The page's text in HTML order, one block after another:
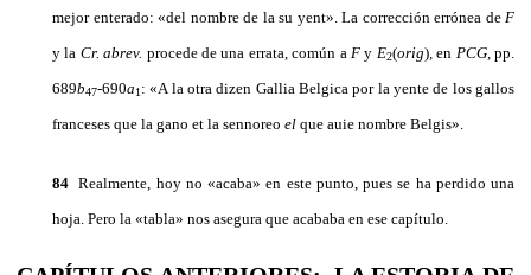
mejor enterado: «del nombre de la su yent». La corrección errónea de F
y la Cr. abrev. procede de una errata, común a F y E2(orig),en PCG,pp.
689b47-690a1 : «A la otra dizen Gallia Belgica por la yente de los gallos
franceses que la gano et la sennoreo el que auie nombre Belgis».
84 Realmente, hoy no «acaba» en este punto, pues se ha perdido una
hoja. Pero la «tabla» nos asegura que acababa en ese capítulo.